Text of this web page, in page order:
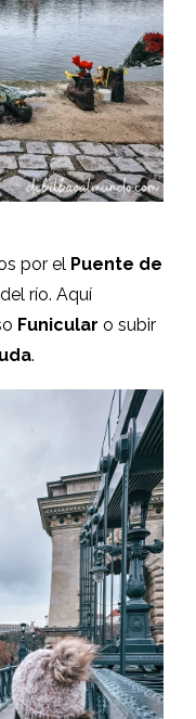
por el Puente de
río. Aquí
Funicular o subir
.